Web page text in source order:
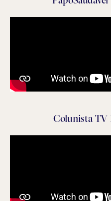
Colunista TV